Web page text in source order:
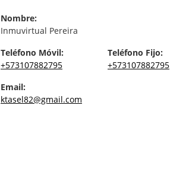
Nombre:
Inmuvirtual Pereira
Teléfono Móvil:
+573107882795
Teléfono Fijo:
+573107882795
Email:
ktasel82@gmail.com